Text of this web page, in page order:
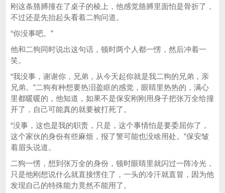
刚这条胳膊撞在了桌子的棱上，他感觉胳膊里面怕是骨折了，
不过还是先抬起头看着二狗问道。
“你没事吧。”
他和二狗同时说出这句话，顿时两个人都一愣，然后冲着一
笑。
“我没事，谢谢你，兄弟，从今天起你就是我二狗的兄弟，亲
兄弟。”二狗有种想要热泪盈眶的感觉，眼睛里热热的，满心
里都暖暖的，他知道，如果不是保安刚刚用身子把张万全给撞
开了，自己可能真的就要被打死了。
“没事，这也是我的职责，只是，这个事情怕是要委屈你了，
这个家伙的身份有些麻烦，报了警可能也没啥用处。”保安皱
着眉头说道。
二狗一愣，想到张万全的身份，顿时眼睛里就闪过一阵冷光，
只是他刚想说什么就直接愣住了，一头的冷汗就直冒，因为他
发现自己的特殊能力竟然不能用了。